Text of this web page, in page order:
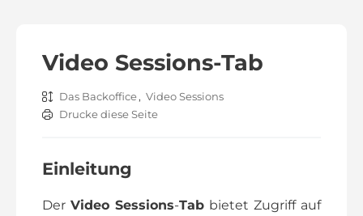
Video Sessions-Tab
Das Backoffice , Video Sessions
Drucke diese Seite
Einleitung
Der Video Sessions-Tab bietet Zugriff auf